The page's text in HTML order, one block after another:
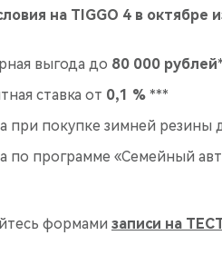
на TIGGO 4 в октябре
выгода до 80 000 рублей
ставка от 0,1 % ***
при покупке зимней резины
по программе «Семейный
формами записи на